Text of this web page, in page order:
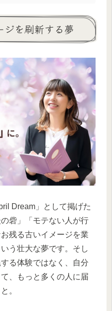
ジを刷新する夢
Dream」として掲げた
砦」「モテない人が行
残る古いイメージを業
う壮大な夢です。そし
る体験ではなく、自分
、もっと多くの人に届
。